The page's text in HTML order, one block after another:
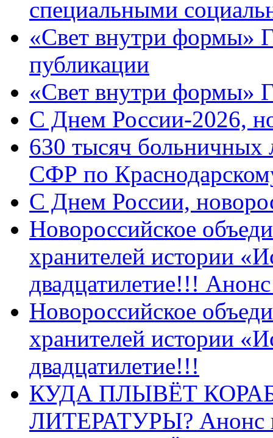
специальными
«Свет внутри формы»
публикации
«Свет внутри формы»
C Днем России-2026,
630 тысяч больничных
СФР по
C Днем России,
Новороссийское
хранителей истории
двадцатилетие!!!
Новороссийское
хранителей истории
двадцатилетие!!!
КУДА ПЛЫВЁТ
ЛИТЕРАТУРЫ? Анонс